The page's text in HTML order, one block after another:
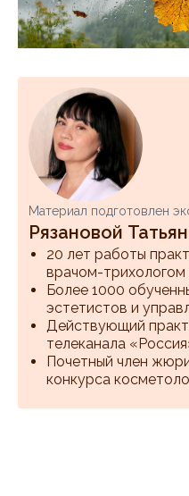
Материал подготовлен
Рязановой
20 лет работы
врачом-
Более 1000
эстетистов и
Действующий
телеканала
Почетный член
конкурса